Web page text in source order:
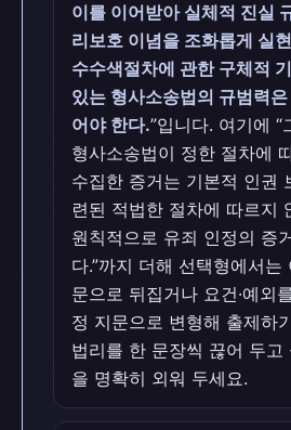
이를 이어받아 실체적 진실
리보호 이념을 조화롭게 실
수수색절차에 관한 구체적
있는 형사소송법의 규범력
어야 한다.”입니다. 여기에
형사소송법이 정한 절차에
수집한 증거는 기본적 인권
련된 적법한 절차에 따르지
원칙적으로 유죄 인정의 증
다.”까지 더해 선택형에서는
문으로 뒤집거나 요건·예외
정 지문으로 변형해 출제하
법리를 한 문장씩 끊어 두고
을 명확히 외워 두세요.